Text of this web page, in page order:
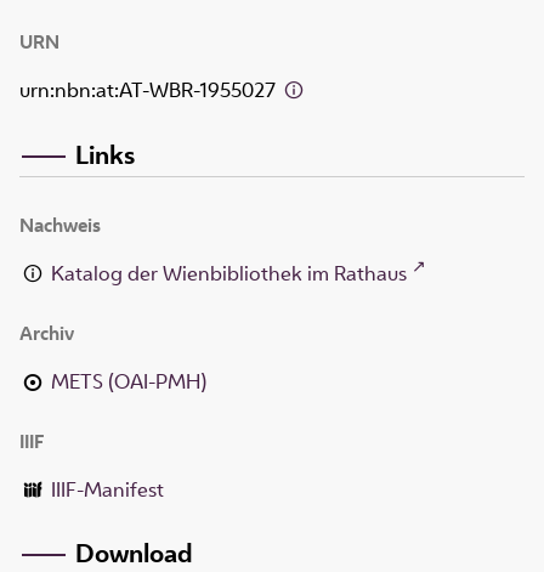
URN
urn:nbn:at:AT-WBR-1955027
Links
Nachweis
Katalog der Wienbibliothek im Rathaus
Archiv
METS (OAI-PMH)
IIIF
IIIF-Manifest
Download